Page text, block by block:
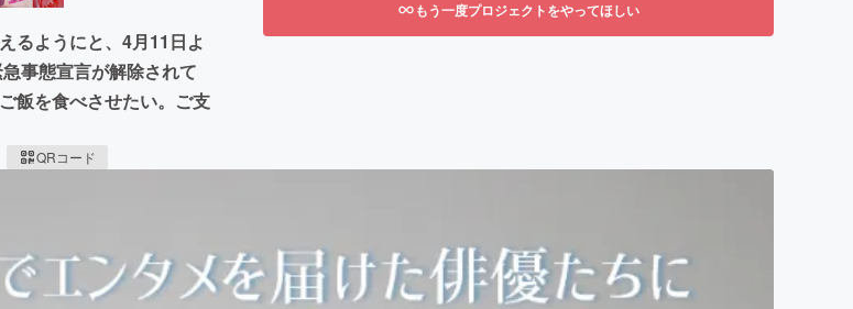
るようにと、4月11日よ
事態宣言が解除されて
飯を食べさせたい。ご支
QRコード
もう一度プロジェクトをやってほしい